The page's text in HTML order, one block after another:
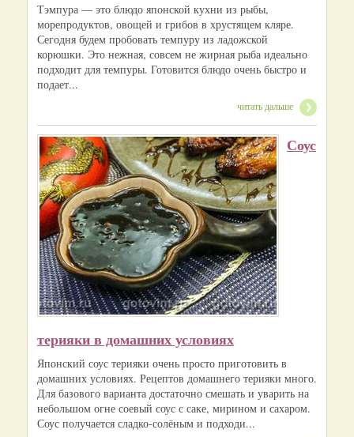
Тэмпура — это блюдо японской кухни из рыбы,
морепродуктов, овощей и грибов в хрустящем кляре.
Сегодня будем пробовать темпуру из ладожской
корюшки. Это нежная, совсем не жирная рыба идеально
подходит для темпуры. Готовится блюдо очень быстро и
подает...
читать дальше
Соус
терияки в домашних условиях
Японский соус терияки очень просто приготовить в
домашних условиях. Рецептов домашнего терияки много.
Для базового варианта достаточно смешать и уварить на
небольшом огне соевый соус с саке, мирином и сахаром.
Соус получается сладко-солёным и подходи...